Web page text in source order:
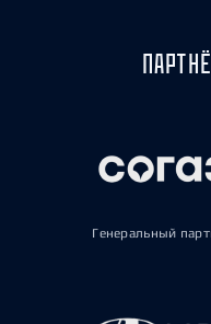
Генеральный